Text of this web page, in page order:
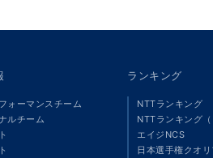
ォーマンスチーム
ルチーム
ランキング
NTTランキング
NTTランキング
エイジNCS
日本選手権クオ